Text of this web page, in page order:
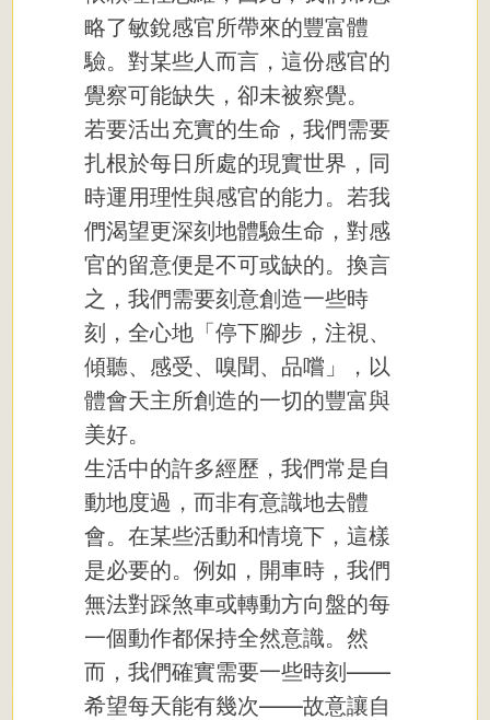
略了敏銳感官所帶來的豐富體
驗。對某些人而言，這份感官的
覺察可能缺失，卻未被察覺。
若要活出充實的生命，我們需要
扎根於每日所處的現實世界，同
時運用理性與感官的能力。若我
們渴望更深刻地體驗生命，對感
官的留意便是不可或缺的。換言
之，我們需要刻意創造一些時
刻，全心地「停下腳步，注視、
傾聽、感受、嗅聞、品嚐」，以
體會天主所創造的一切的豐富與
美好。
生活中的許多經歷，我們常是自
動地度過，而非有意識地去體
會。在某些活動和情境下，這樣
是必要的。例如，開車時，我們
無法對踩煞車或轉動方向盤的每
一個動作都保持全然意識。然
而，我們確實需要一些時刻——
希望每天能有幾次——故意讓自